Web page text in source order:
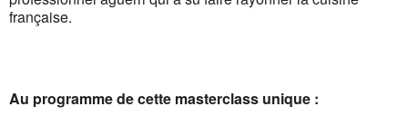
française.
Au programme de cette masterclass unique :